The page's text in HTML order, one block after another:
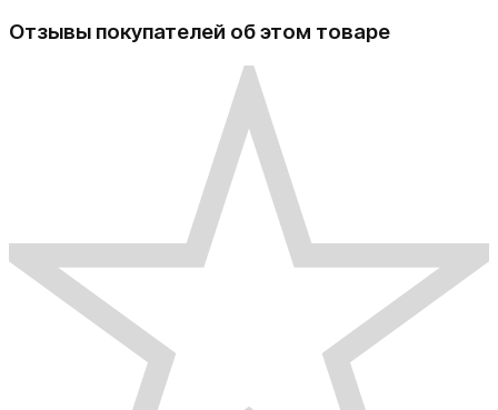
Отзывы покупателей об этом товаре